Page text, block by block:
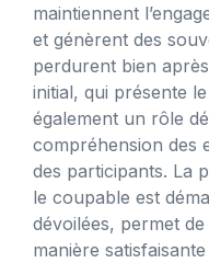
maintiennent
et génèrent des
perdurent bien
initial, qui présente
également un rôle
compréhension des
des participants. La
le coupable est
dévoilées, permet
manière